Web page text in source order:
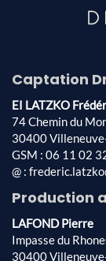
Captation
EI LATZKO
74 Chemin du
30400
GSM : 06 11 02
@ :
Production
LAFOND Pierre
Impasse du
30400